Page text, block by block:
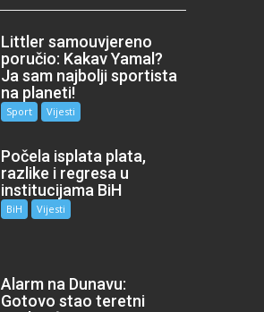
Littler samouvjereno
poručio: Kakav Yamal?
Ja sam najbolji sportista
na planeti!
Sport Vijesti
Počela isplata plata,
razlike i regresa u
institucijama BiH
BiH Vijesti
Alarm na Dunavu:
Gotovo stao teretni